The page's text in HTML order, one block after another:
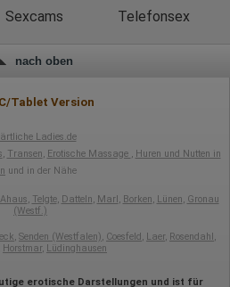
Sexcams Telefonsex
nach oben
Tablet Version
Ladies.de
, Transen, Erotische Massage , Huren und Nutten in
und in der Nähe
Ahaus, Telgte, Datteln, Marl , Borken, Lünen, Gronau
(Westf.)
, Senden (Westfalen), Coesfeld , Laer, Rosendahl ,
Horstmar, Lüdinghausen
erotische Darstellungen und ist für